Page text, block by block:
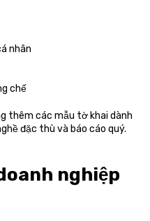
nhân
chế
thêm các mẫu tờ khai dành
đặc thù và báo cáo quý.
nghiệp